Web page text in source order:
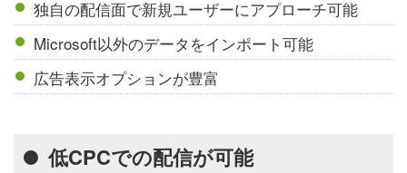
独自の配信面で新規ユーザーにアプローチ可能
Microsoft以外のデータをインポート可能
広告表示オプションが豊富
低CPCでの配信が可能